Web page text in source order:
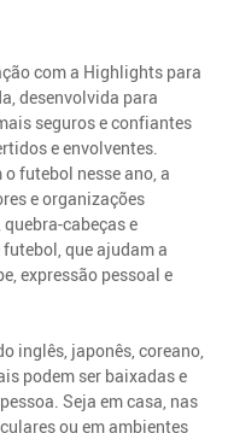
com a Highlights para
desenvolvida para
seguros e confiantes
e envolventes.
futebol nesse ano, a
e organizações
cabeças e
que ajudam a
expressão pessoal e
inglês, japonês, coreano,
podem ser baixadas e
Seja em casa, nas
ou em ambientes